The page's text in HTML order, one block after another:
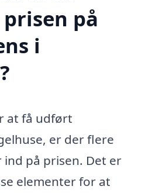
på
i
at få udført
er der flere
på prisen. Det er
elementer for at